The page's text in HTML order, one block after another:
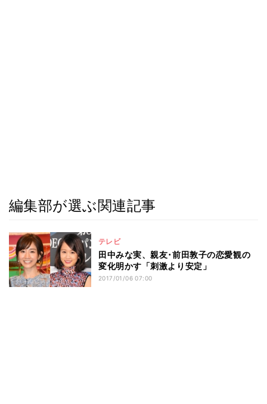
編集部が選ぶ関連記事
テレビ
田中みな実、親友･前田敦子の恋愛観の
変化明かす「刺激より安定」
2017/01/06 07:00